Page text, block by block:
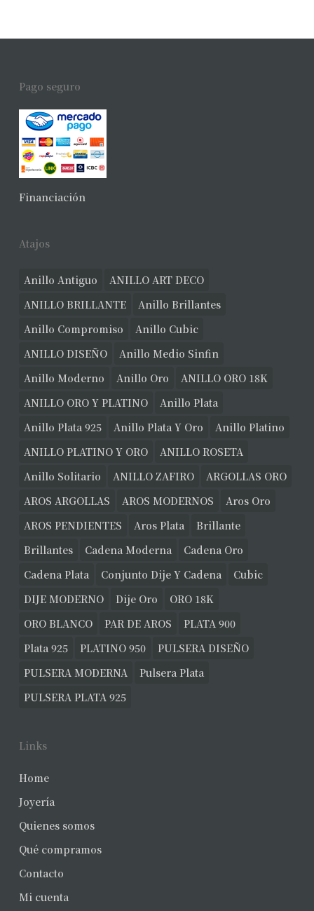
Pago seguro
Financiación
Atajos
Anillo Antiguo
ANILLO ART DECO
ANILLO BRILLANTE
Anillo Brillantes
Anillo Compromiso
Anillo Cubic
ANILLO DISEÑO
Anillo Medio Sinfin
Anillo Moderno
Anillo Oro
ANILLO ORO 18K
ANILLO ORO Y PLATINO
Anillo Plata
Anillo Plata 925
Anillo Plata Y Oro
Anillo Platino
ANILLO PLATINO Y ORO
ANILLO ROSETA
Anillo Solitario
ANILLO ZAFIRO
ARGOLLAS ORO
AROS ARGOLLAS
AROS MODERNOS
Aros Oro
AROS PENDIENTES
Aros Plata
Brillante
Brillantes
Cadena Moderna
Cadena Oro
Cadena Plata
Conjunto Dije Y Cadena
Cubic
DIJE MODERNO
Dije Oro
ORO 18K
ORO BLANCO
PAR DE AROS
PLATA 900
Plata 925
PLATINO 950
PULSERA DISEÑO
PULSERA MODERNA
Pulsera Plata
PULSERA PLATA 925
Links
Home
Joyería
Quienes somos
Qué compramos
Contacto
Mi cuenta